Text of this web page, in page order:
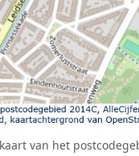
van het